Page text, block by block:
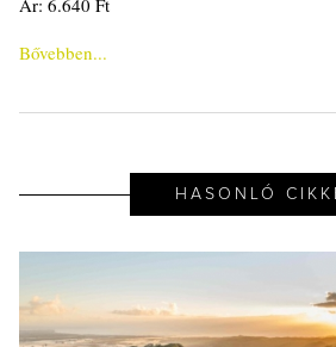
Ár: 6.640 Ft
Bővebben...
HASONLÓ